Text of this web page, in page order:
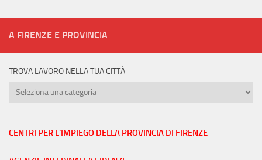
A FIRENZE E PROVINCIA
TROVA LAVORO NELLA TUA CITTÀ
Trova
tua
CENTRI PER L'IMPIEGO DELLA PROVINCIA DI FIRENZE